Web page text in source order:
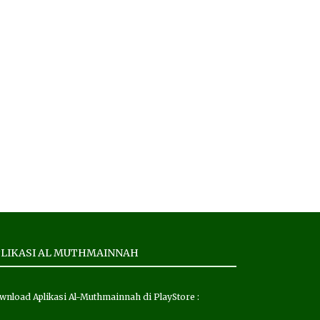
AL MUTHMAINNAH
Aplikasi Al-Muthmainnah di PlayStore :